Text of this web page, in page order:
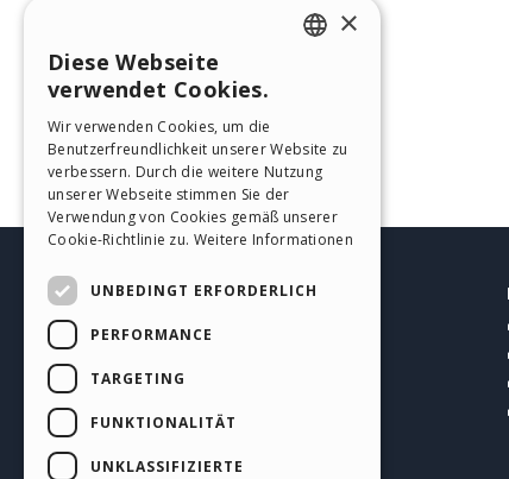
HELP CENTER
Anleitungen
Websites von Nutzern
GERMAN
SPANISH
PORTUGUESE
×
Diese Webseite
verwendet Cookies.
Wir verwenden Cookies, um die
Benutzerfreundlichkeit unserer Website zu
verbessern. Durch die weitere Nutzung
unserer Webseite stimmen Sie der
Verwendung von Cookies gemäß unserer
Cookie-Richtlinie zu. Weitere Informationen
UNBEDINGT ERFORDERLICH
PERFORMANCE
TARGETING
FUNKTIONALITÄT
UNKLASSIFIZIERTE